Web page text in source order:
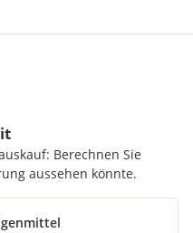
Berechnen Sie
aussehen könnte.